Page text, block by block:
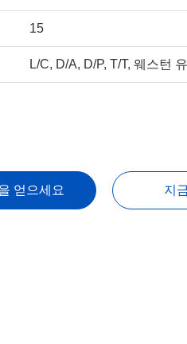
15
L/C, D/A, D/P, T/T, 웨스턴
얻으세요 지